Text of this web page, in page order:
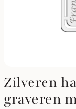
Zilveren
graveren